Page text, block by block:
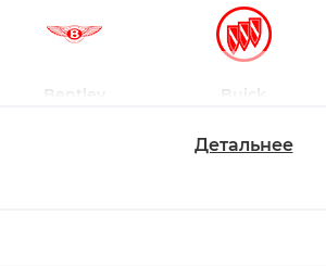
Bentley Buick
Детальнее